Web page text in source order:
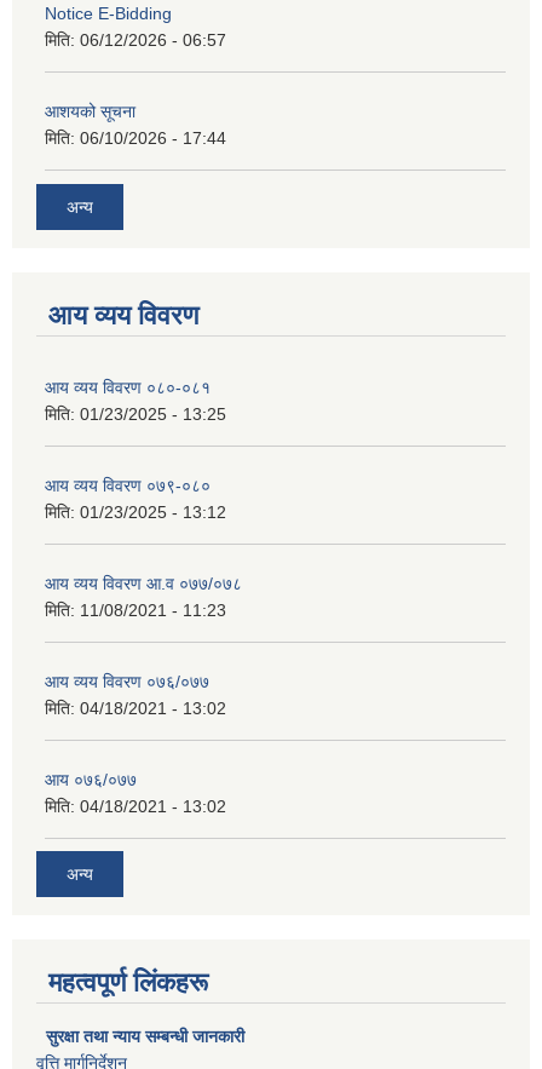
Notice E-Bidding
मिति: 06/12/2026 - 06:57
आशयको सूचना
मिति: 06/10/2026 - 17:44
अन्य
आय व्यय विवरण
आय व्यय विवरण ०८०-०८१
मिति: 01/23/2025 - 13:25
आय व्यय विवरण ०७९-०८०
मिति: 01/23/2025 - 13:12
आय व्यय विवरण आ.व ०७७/०७८
मिति: 11/08/2021 - 11:23
आय व्यय विवरण ०७६/०७७
मिति: 04/18/2021 - 13:02
आय ०७६/०७७
मिति: 04/18/2021 - 13:02
अन्य
महत्वपूर्ण लिंकहरू
सुरक्षा तथा न्याय सम्बन्धी जानकारी
वृत्ति मार्गनिर्देशन